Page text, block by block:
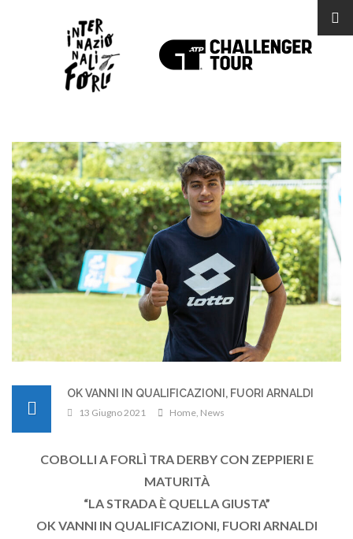
OK VANNI IN QUALIFICAZIONI, FUORI ARNALDI
13 Giugno 2021 Home News
COBOLLI A FORLÌ TRA DERBY CON ZEPPIERI E
MATURITÀ
“LA STRADA È QUELLA GIUSTA”
OK VANNI IN QUALIFICAZIONI, FUORI ARNALDI